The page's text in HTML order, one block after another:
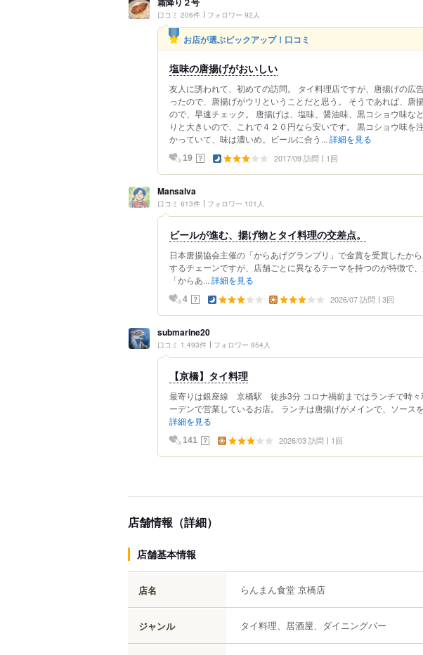
口コミ 206件 フォロワー 92人
お店が選ぶピックアップ！口コミ
塩味の唐揚げがおいしい
友人に誘われて、初めての訪問。 タイ料理店ですが、唐揚げの広
ったので、唐揚げがウリということだと思う。 そうであれば、唐
ので、早速チェック。 唐揚げは、塩味、醤油味、黒コショウ味な
りと大きいので、これで４２０円なら安いです。 黒コショウ味を
かっていて、味は濃いめ。ビールに合う... 詳細を見る
19 ？ 2017/09 訪問 1回
Mansalva
口コミ 613件 フォロワー 101人
ビールが進む、揚げ物とタイ料理の交差点。
日本唐揚協会主催の「からあげグランプリ」で金賞を受賞したか
するチェーンですが、店舗ごとに異なるテーマを持つのが特徴で
「からあ... 詳細を見る
4 ？ 2026/07 訪問 3回
submarine20
口コミ 1,493件 フォロワー 954人
【京橋】タイ料理
最寄りは銀座線 京橋駅 徒歩3分 コロナ禍前まではランチで時々
ーデンで営業しているお店。 ランチは唐揚げがメインで、ソース
詳細を見る
141 ？ 2026/03 訪問 1回
店舗情報（詳細）
店舗基本情報
店名 らんまん食堂 京橋店
ジャンル タイ料理、居酒屋、ダイニングバー